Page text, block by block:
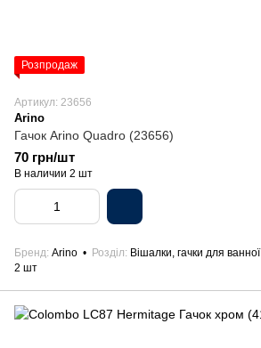
Розпродаж
Артикул: 23656
Arino
Гачок Arino Quadro (23656)
70 грн/шт
В наличии 2 шт
Бренд Arino Розділ Вішалки, гачки для ванної
2 шт